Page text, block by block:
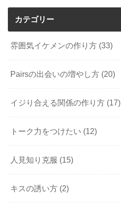
カテゴリー
雰囲気イケメンの作り方 (33)
Pairsの出会いの増やし方 (20)
イジり合える関係の作り方 (17)
トーク力をつけたい (12)
人見知り克服 (15)
キスの誘い方 (2)